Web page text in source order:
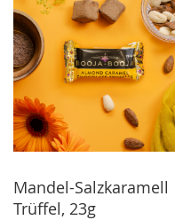
Mandel-Salzkaramell
Trüffel, 23g